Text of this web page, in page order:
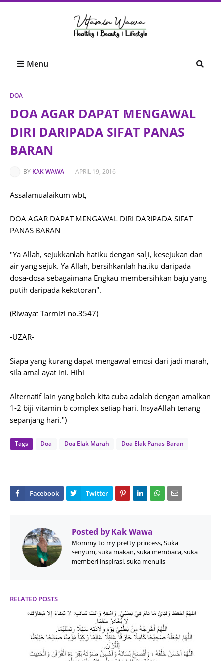
Menu
DOA
DOA AGAR DAPAT MENGAWAL
DIRI DARIPADA SIFAT PANAS
BARAN
BY KAK WAWA - APRIL 19, 2016
Assalamualaikum wbt,
DOA AGAR DAPAT MENGAWAL DIRI DARIPADA SIFAT
PANAS BARAN
"Ya Allah, sejukkanlah hatiku dengan salji, kesejukan dan
air yang sejuk. Ya Allah, bersihkanlah hatiku daripada
dosa-dosa sebagaimana Engkau membersihkan baju yang
putih daripada kekotoran".
(Riwayat Tarmizi no.3547)
-UZAR-
Siapa yang kurang dapat mengawal emosi dari jadi marah,
sila amal ayat ini. Hihi
Alternatif lain yang boleh kita cuba adalah dengan amalkan
1-2 biji vitamin b complex setiap hari. InsyaAllah tenang
sepanjang hari.")
Tags Doa Doa Elak Marah Doa Elak Panas Baran
Posted by Kak Wawa
Mommy to my pretty princess, Suka
senyum, suka makan, suka membaca, suka
memberi inspirasi, suka menulis
RELATED POSTS